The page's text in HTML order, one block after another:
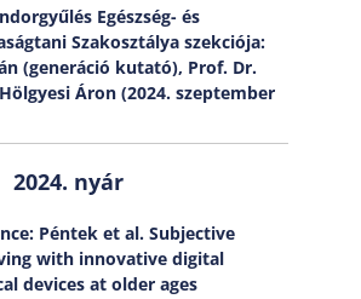
Egészség- és
Szakosztálya szekciója:
(generáció kutató), Prof. Dr.
Áron (2024. szeptember
2024. nyár
Péntek et al. Subjective
with innovative digital
devices at older ages